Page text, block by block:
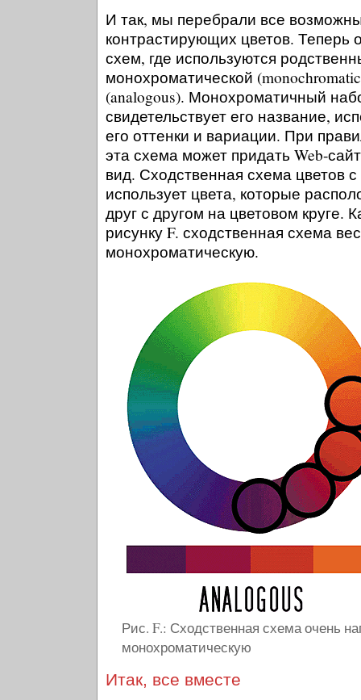
И так, мы перебрали все
контрастирующих цветов. Теперь
схем, где используются
монохроматической
(analogous). Монохроматичный
свидетельствует его название,
его оттенки и вариации. При
эта схема может придать Web-
вид. Сходственная схема цветов
использует цвета, которые
друг с другом на цветовом круге.
рисунку F. сходственная схема
монохроматическую.
Рис. F.: Сходственная схема очень
монохроматическую
Итак, все вместе